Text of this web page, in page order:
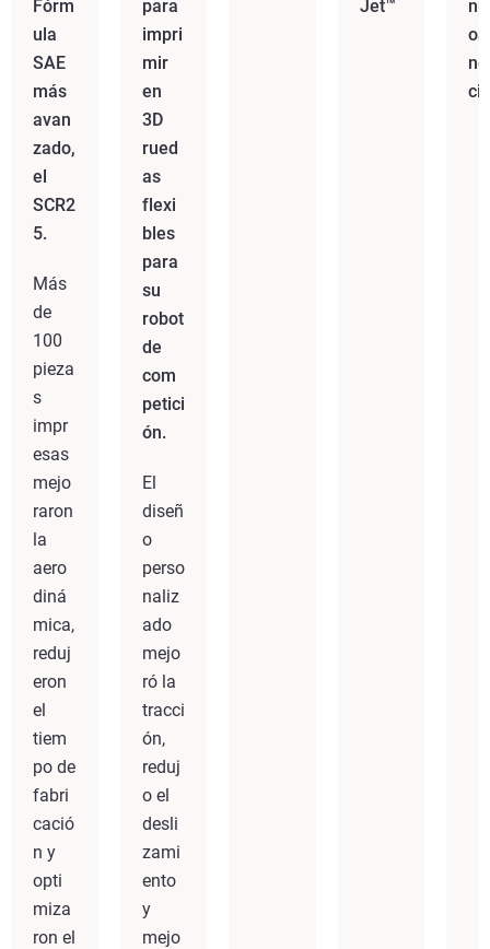
Fórm
ula
SAE
más
avan
zado,
el
SCR2
5.
Más
de
100
pieza
s
impr
esas
mejo
raron
la
aero
diná
mica,
reduj
eron
el
tiem
po de
fabri
cació
n y
opti
miza
ron el
para
impri
mir
en
3D
rued
as
flexi
bles
para
su
robot
de
com
petici
ón.
El
diseñ
o
perso
naliz
ado
mejo
ró la
tracci
ón,
reduj
o el
desli
zami
ento
y
mejo
Jet™
os